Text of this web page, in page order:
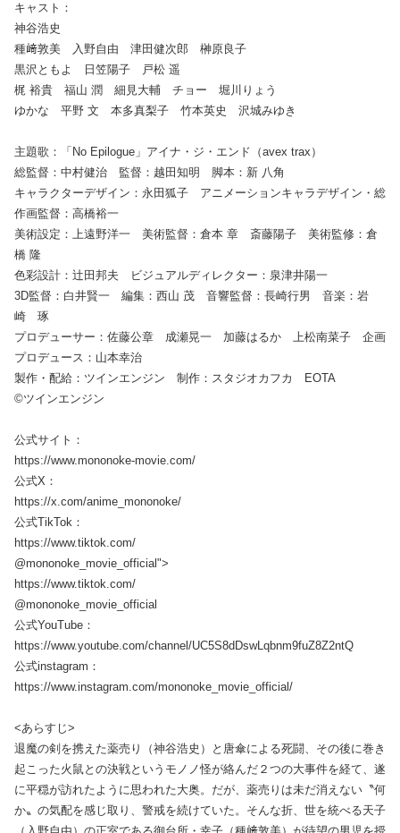
キャスト：
神谷浩史
種﨑敦美 入野自由 津田健次郎 榊󠄀原良子
黒沢ともよ 日笠陽子 戸松 遥
梶 裕貴 福山 潤 細見大輔 チョー 堀川りょう
ゆかな 平野 文 本多真梨子 竹本英史 沢城みゆき
主題歌：「No Epilogue」アイナ・ジ・エンド（avex trax）
総監督：中村健治 監督：越田知明 脚本：新 八角
キャラクターデザイン：永田狐子 アニメーションキャラデザイン・総
作画監督：高橋裕一
美術設定：上遠野洋一 美術監督：倉本 章 斎藤陽子 美術監修：倉
橋 隆
色彩設計：辻󠄀田邦夫 ビジュアルディレクター：泉津井陽一
3D監督：白井賢一 編集：西山 茂 音響監督：長崎行男 音楽：岩
崎 琢
プロデューサー：佐藤公章 成瀬晃一 加藤はるか 上松南菜子 企画
プロデュース：山本幸治
製作・配給：ツインエンジン 制作：スタジオカフカ EOTA
©ツインエンジン
公式サイト：
https://www.mononoke-movie.com/
公式X：
https://x.com/anime_mononoke/
公式TikTok：
https://www.tiktok.com/
@mononoke_movie_official">
https://www.tiktok.com/
@mononoke_movie_official
公式YouTube：
https://www.youtube.com/channel/UC5S8dDswLqbnm9fuZ8Z2ntQ
公式instagram：
https://www.instagram.com/mononoke_movie_official/
<あらすじ>
退魔の剣を携えた薬売り（神谷浩史）と唐傘による死闘、その後に巻き
起こった火鼠との決戦というモノノ怪が絡んだ２つの大事件を経て、遂
に平穏が訪れたように思われた大奥。だが、薬売りは未だ消えない〝何
か〟の気配を感じ取り、警戒を続けていた。そんな折、世を統べる天子